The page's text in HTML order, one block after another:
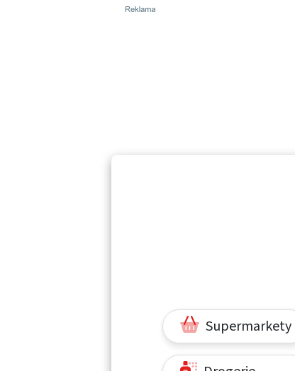
Supermarkety